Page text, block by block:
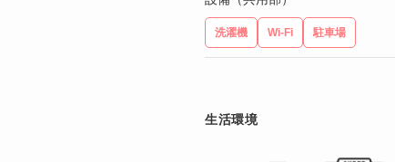
洗濯機 Wi-Fi 駐車場
生活環境